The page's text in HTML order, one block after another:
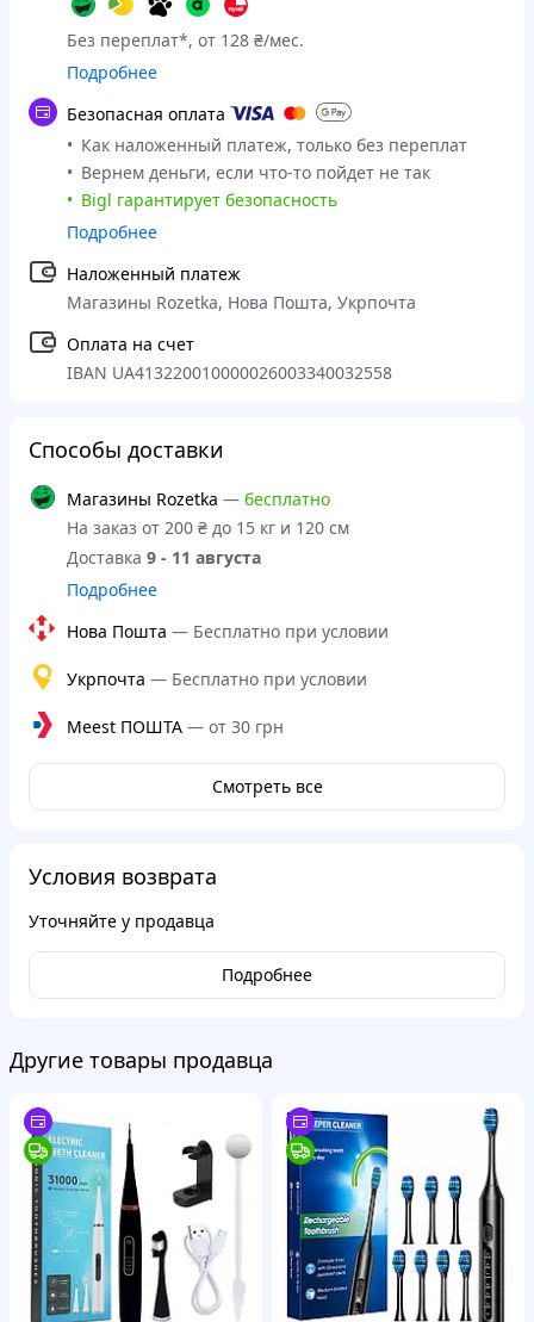
Без переплат*, от 128 ₴/мес.
Подробнее
Безопасная оплата
Как наложенный платеж, только без переплат
Вернем деньги, если что-то пойдет не так
Bigl гарантирует безопасность
Подробнее
Наложенный платеж
Магазины Rozetka, Нова Пошта, Укрпочта
Оплата на счет
IBAN UA413220010000026003340032558
Способы доставки
Магазины Rozetka — бесплатно
На заказ от 200 ₴ до 15 кг и 120 см
Доставка 9 - 11 августа
Подробнее
Нова Пошта — Бесплатно при условии
Укрпочта — Бесплатно при условии
Meest ПОШТА — от 30 грн
Смотреть все
Условия возврата
Уточняйте у продавца
Подробнее
Другие товары продавца